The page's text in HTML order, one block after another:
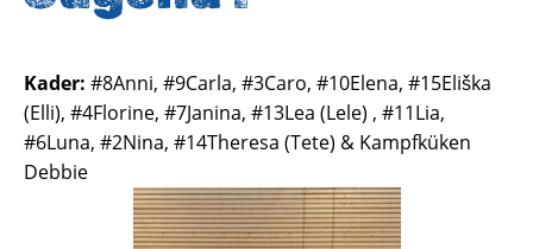
Kader: #8Anni, #9Carla, #3Caro, #10Elena, #15Eliška
(Elli), #4Florine, #7Janina, #13Lea (Lele) , #11Lia,
#6Luna, #2Nina, #14Theresa (Tete) & Kampfküken
Debbie